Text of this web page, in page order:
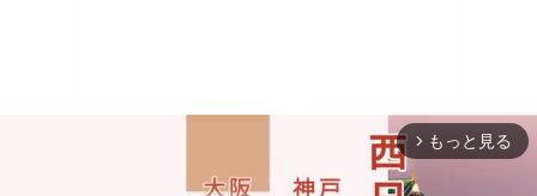
arrow_forward_ios もっと見る